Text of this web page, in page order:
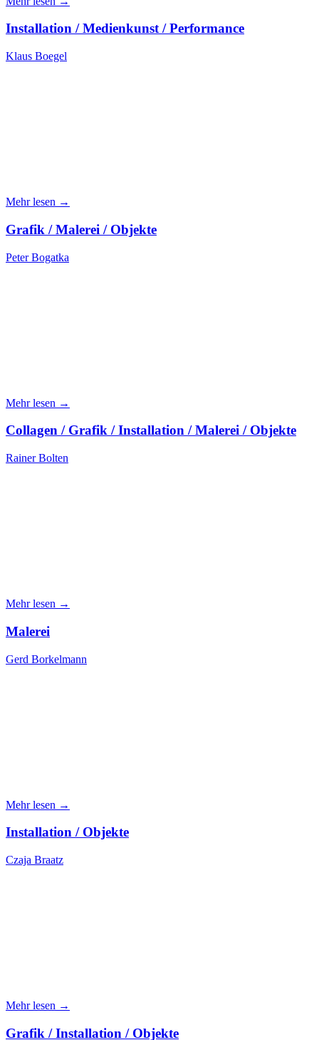
Installation / Medienkunst / Performance
Klaus Boegel
Mehr lesen →
Grafik / Malerei / Objekte
Peter Bogatka
Mehr lesen →
Collagen / Grafik / Installation / Malerei / Objekte
Rainer Bolten
Mehr lesen →
Malerei
Gerd Borkelmann
Mehr lesen →
Installation / Objekte
Czaja Braatz
Mehr lesen →
Grafik / Installation / Objekte